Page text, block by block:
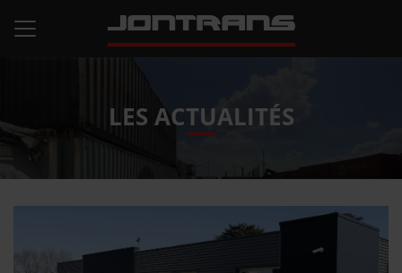
LES ACTUALITÉS